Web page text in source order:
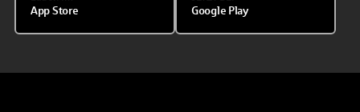
App Store Google Play